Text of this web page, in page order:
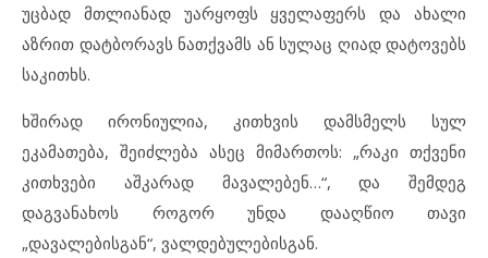
უცბად მთლიანად უარყოფს ყველაფერს და ახალი
აზრით დატბორავს ნათქვამს ან სულაც ღიად დატოვებს
საკითხს.
ხშირად ირონიულია, კითხვის დამსმელს სულ
ეკამათება, შეიძლება ასეც მიმართოს: „რაკი თქვენი
კითხვები აშკარად მავალებენ…“, და შემდეგ
დაგვანახოს როგორ უნდა დააღწიო თავი
„დავალებისგან“, ვალდებულებისგან.